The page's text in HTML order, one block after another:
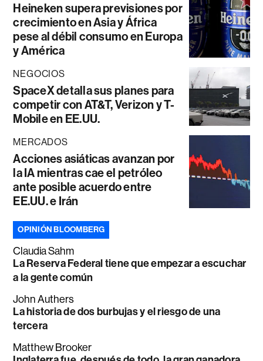
Heineken supera previsiones por
crecimiento en Asia y África
pese al débil consumo en Europa
y América
NEGOCIOS
SpaceX detalla sus planes para
competir con AT&T, Verizon y T-
Mobile en EE.UU.
MERCADOS
Acciones asiáticas avanzan por
la IA mientras cae el petróleo
ante posible acuerdo entre
EE.UU. e Irán
OPINIÓN BLOOMBERG
Claudia Sahm
La Reserva Federal tiene que empezar a escuchar
a la gente común
John Authers
La historia de dos burbujas y el riesgo de una
tercera
Matthew Brooker